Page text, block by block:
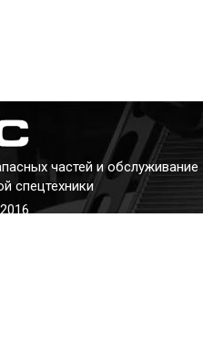
частей и обслуживание
спецтехники